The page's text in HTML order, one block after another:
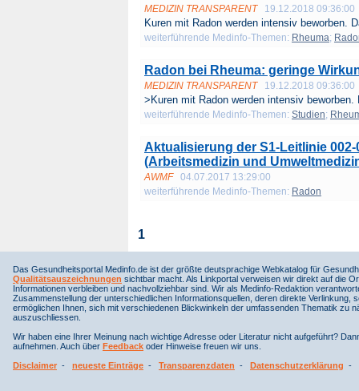
MEDIZIN TRANSPARENT 19.12.2018 09:36:00
Kuren mit Radon werden intensiv beworben.
weiterführende Medinfo-Themen: Rheuma;
Radon bei Rheuma: geringe
MEDIZIN TRANSPARENT 19.12.2018 09:36:00
>Kuren mit Radon werden intensiv beworben.
weiterführende Medinfo-Themen: Studien;
Aktualisierung der S1-Leitlinie
(Arbeitsmedizin und
AWMF
04.07.2017 13:29:00
weiterführende Medinfo-Themen: Radon
1
Das Gesundheitsportal Medinfo.de ist der größte deutsprachige Webkatalog für
Qualitätsauszeichnungen sichtbar macht. Als Linkportal verweisen wir direkt auf die
Informationen verbleiben und nachvollziehbar sind. Wir als Medinfo-Redaktion
Zusammenstellung der unterschiedlichen Informationsquellen, deren direkte
ermöglichen Ihnen, sich mit verschiedenen Blickwinkeln der umfassenden Thematik
auszuschliessen.
Wir haben eine Ihrer Meinung nach wichtige Adresse oder Literatur nicht aufgeführt?
aufnehmen. Auch über Feedback oder Hinweise freuen wir uns.
Disclaimer - neueste Einträge - Transparenzdaten - Datenschutzerklärung -